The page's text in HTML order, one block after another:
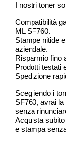
I nostri toner
Compatibilità
ML SF760.
Stampe nitide
aziendale.
Risparmio fino
Prodotti testati
Spedizione
Scegliendo i
SF760, avrai
senza
Acquista
e stampa